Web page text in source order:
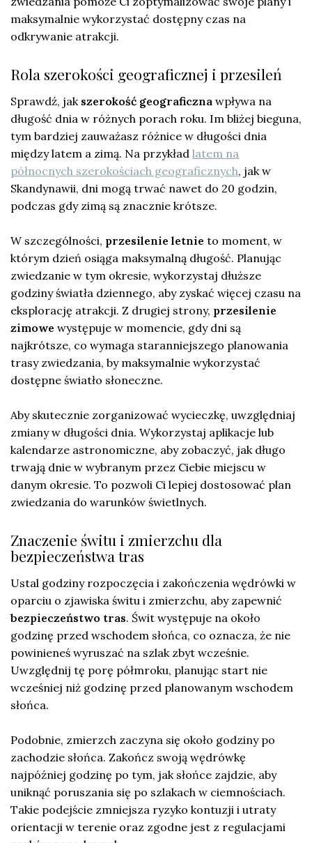
maksymalnie wykorzystać dostępny czas na
odkrywanie atrakcji.
Rola szerokości geograficznej i przesileń
Sprawdź, jak szerokość geograficzna wpływa na
długość dnia w różnych porach roku. Im bliżej bieguna,
tym bardziej zauważasz różnice w długości dnia
między latem a zimą. Na przykład latem na
północnych szerokościach geograficznych, jak w
Skandynawii, dni mogą trwać nawet do 20 godzin,
podczas gdy zimą są znacznie krótsze.
W szczególności, przesilenie letnie to moment, w
którym dzień osiąga maksymalną długość. Planując
zwiedzanie w tym okresie, wykorzystaj dłuższe
godziny światła dziennego, aby zyskać więcej czasu na
eksplorację atrakcji. Z drugiej strony, przesilenie
zimowe występuje w momencie, gdy dni są
najkrótsze, co wymaga staranniejszego planowania
trasy zwiedzania, by maksymalnie wykorzystać
dostępne światło słoneczne.
Aby skutecznie zorganizować wycieczkę, uwzględniaj
zmiany w długości dnia. Wykorzystaj aplikacje lub
kalendarze astronomiczne, aby zobaczyć, jak długo
trwają dnie w wybranym przez Ciebie miejscu w
danym okresie. To pozwoli Ci lepiej dostosować plan
zwiedzania do warunków świetlnych.
Znaczenie świtu i zmierzchu dla
bezpieczeństwa tras
Ustal godziny rozpoczęcia i zakończenia wędrówki w
oparciu o zjawiska świtu i zmierzchu, aby zapewnić
bezpieczeństwo tras. Świt występuje na około
godzinę przed wschodem słońca, co oznacza, że nie
powinieneś wyruszać na szlak zbyt wcześnie.
Uwzględnij tę porę półmroku, planując start nie
wcześniej niż godzinę przed planowanym wschodem
słońca.
Podobnie, zmierzch zaczyna się około godziny po
zachodzie słońca. Zakończ swoją wędrówkę
najpóźniej godzinę po tym, jak słońce zajdzie, aby
uniknąć poruszania się po szlakach w ciemnościach.
Takie podejście zmniejsza ryzyko kontuzji i utraty
orientacji w terenie oraz zgodne jest z regulacjami